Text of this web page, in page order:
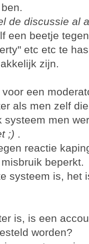
de discussie al
een beetje
etc etc te
zijn.
een
als men zelf
systeem men
;) .
reactie
beperkt.
systeem is, het
is, is een
worden?